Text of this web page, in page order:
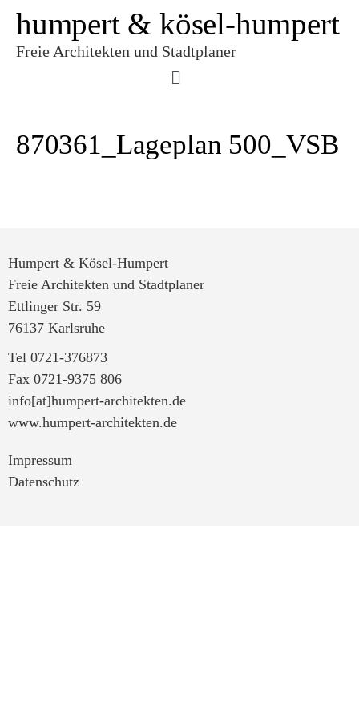
humpert & kösel-humpert
Freie Architekten und Stadtplaner
870361_Lageplan 500_VSB
Humpert & Kösel-Humpert
Freie Architekten und Stadtplaner
Ettlinger Str. 59
76137 Karlsruhe
Tel 0721-376873
Fax 0721-9375 806
info[at]humpert-architekten.de
www.humpert-architekten.de
Impressum
Datenschutz